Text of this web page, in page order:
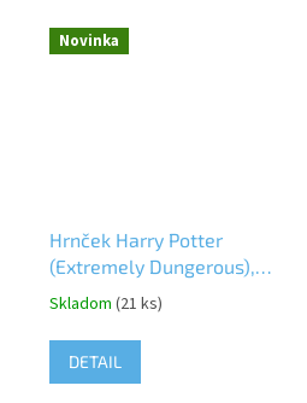
Novinka
Hrnček Harry Potter
(Extremely Dungerous),
575 ml
Skladom (21 ks)
DETAIL